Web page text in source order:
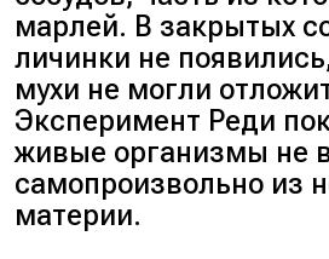
марлей. В закрытых
личинки не
мухи не могли
Эксперимент Реди
живые организмы не
самопроизвольно из
материи.